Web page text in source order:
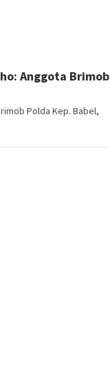
Anggota Brimob
Polda Kep. Babel,